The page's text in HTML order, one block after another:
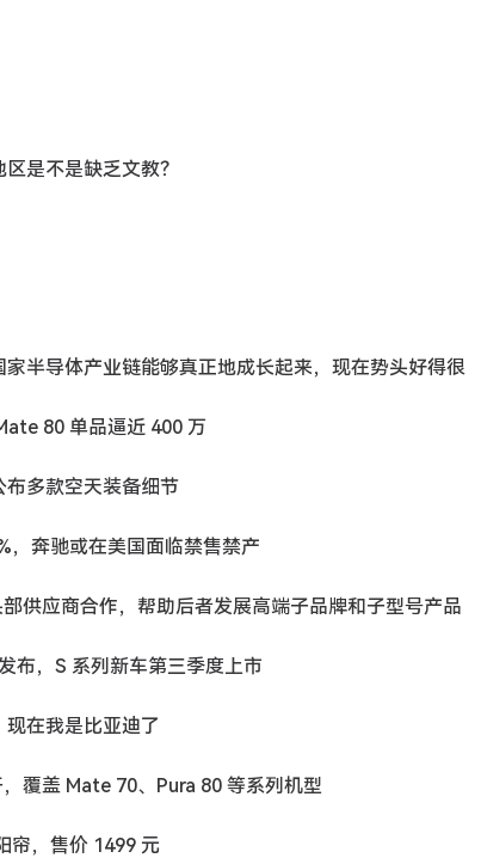
是不是缺乏文教？
半导体产业链能够真正地成长起来，现在势头好得很
80 单品逼近 400 万
布多款空天装备细节
，奔驰或在美国面临禁售禁产
供应商合作，帮助后者发展高端子品牌和子型号产品
布，S 系列新车第三季度上市
在我是比亚迪了
覆盖 Mate 70、Pura 80 等系列机型
帘，售价 1499 元